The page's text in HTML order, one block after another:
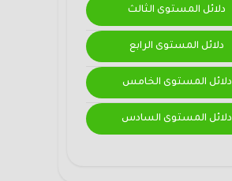
دلائل المستوى الثالث
دلائل المستوى الرابع
دلائل المستوى الخامس
دلائل المستوى السادس